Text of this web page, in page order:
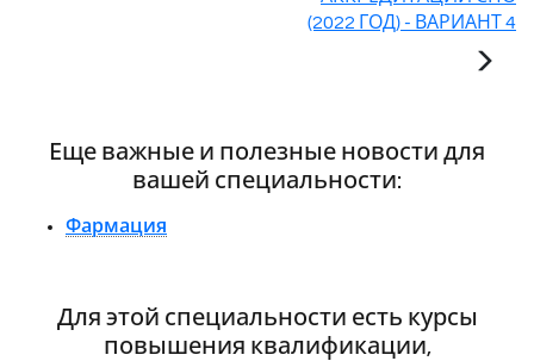
(2022 ГОД) - ВАРИАНТ 4
Еще важные и полезные новости для
вашей специальности:
Фармация
Для этой специальности есть курсы
повышения квалификации,